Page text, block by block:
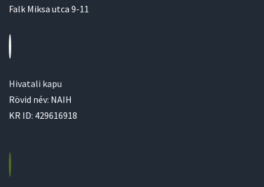
Falk Miksa utca 9-11
Hivatali kapu
Rövid név: NAIH
KR ID: 429616918